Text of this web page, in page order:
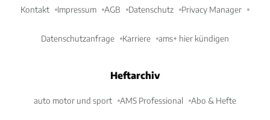
Kontakt Impressum AGB Datenschutz Privacy Manager
Datenschutzanfrage Karriere ams+ hier kündigen
Heftarchiv
auto motor und sport AMS Professional Abo & Hefte